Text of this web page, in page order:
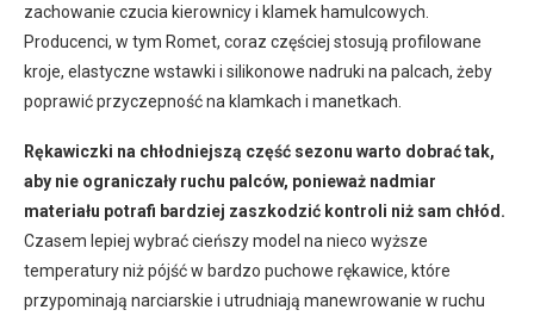
zachowanie czucia kierownicy i klamek hamulcowych.
Producenci, w tym Romet, coraz częściej stosują profilowane
kroje, elastyczne wstawki i silikonowe nadruki na palcach, żeby
poprawić przyczepność na klamkach i manetkach.
Rękawiczki na chłodniejszą część sezonu warto dobrać tak,
aby nie ograniczały ruchu palców, ponieważ nadmiar
materiału potrafi bardziej zaszkodzić kontroli niż sam chłód.
Czasem lepiej wybrać cieńszy model na nieco wyższe
temperatury niż pójść w bardzo puchowe rękawice, które
przypominają narciarskie i utrudniają manewrowanie w ruchu